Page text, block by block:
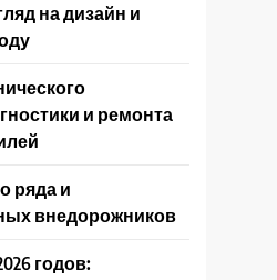
на дизайн и
и ремонта
ряда и
внедорожников
годов: